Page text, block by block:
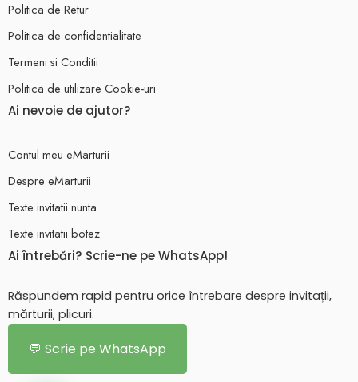
Politica de Retur
Politica de confidentialitate
Termeni si Conditii
Politica de utilizare Cookie-uri
Ai nevoie de ajutor?
Contul meu eMarturii
Despre eMarturii
Texte invitatii nunta
Texte invitatii botez
Ai întrebări? Scrie-ne pe WhatsApp!
Răspundem rapid pentru orice întrebare despre invitații,
mărturii, plicuri.
💬 Scrie pe WhatsApp